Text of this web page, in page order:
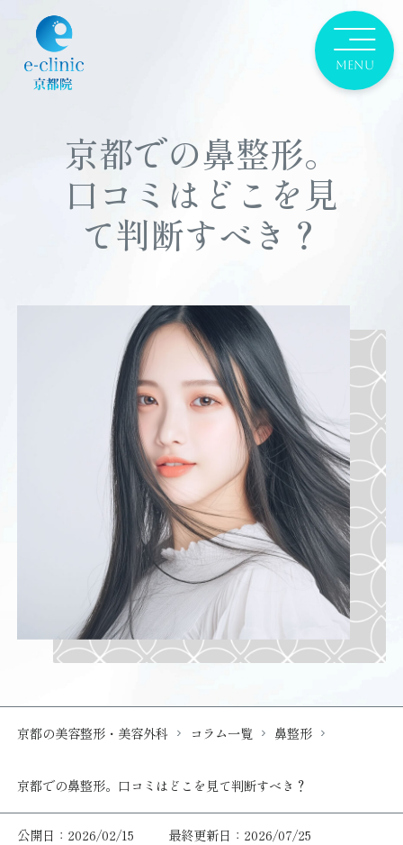
京都での鼻整形。
口コミはどこを見
て判断すべき？
京都の美容整形・美容外科 コラム一覧 鼻整形
京都での鼻整形。口コミはどこを見て判断すべき？
公開日：2026/02/15 最終更新日：2026/07/25